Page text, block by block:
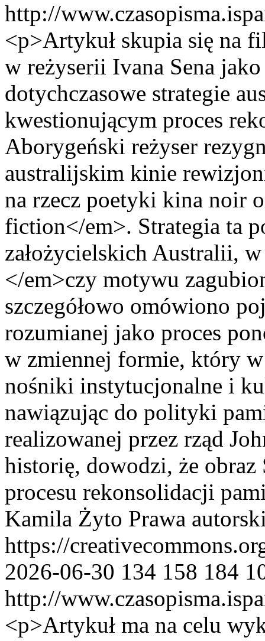
http://
<p>Artykuł skupia się na
w reżyserii Ivana Sena
dotychczasowe strategie
kwestionującym proces
Aborygeński reżyser
australijskim kinie
na rzecz poetyki kina noir
fiction</em>. Strategia ta
założycielskich Australii,
</em>czy motywu
szczegółowo omówiono
rozumianej jako proces
w zmiennej formie, który w
nośniki instytucjonalne i
nawiązując do polityki
realizowanej przez rząd
historię, dowodzi, że obraz
procesu rekonsolidacji
Kamila Żyto Prawa
https://
2026-06-30 134 158 184
http://
<p>Artykuł ma na celu